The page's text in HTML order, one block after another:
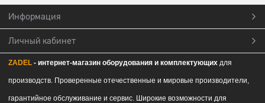
Информация
Личный кабинет
ZADEL - интернет-магазин оборудования и комплектующих для
производств. Проверенные отечественные и мировые производители,
гарантийное обслуживание и сервис. Широкие возможности для